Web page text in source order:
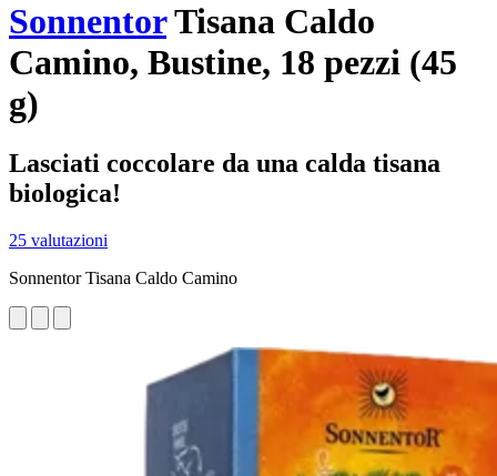
SonnentorTisana Caldo
Camino, Bustine, 18 pezzi (45
g)
Lasciati coccolare da una calda tisana
biologica!
25 valutazioni
Sonnentor Tisana Caldo Camino